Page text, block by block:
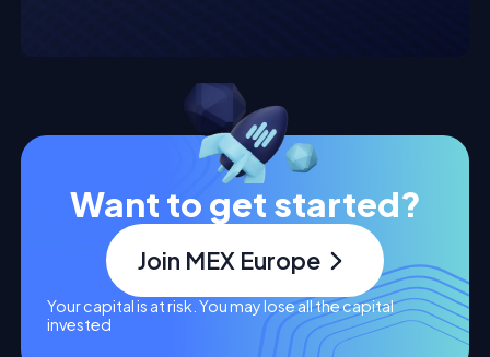
Want to get started?
Join MEX Europe
Your capital is at risk. You may lose all the capital
invested